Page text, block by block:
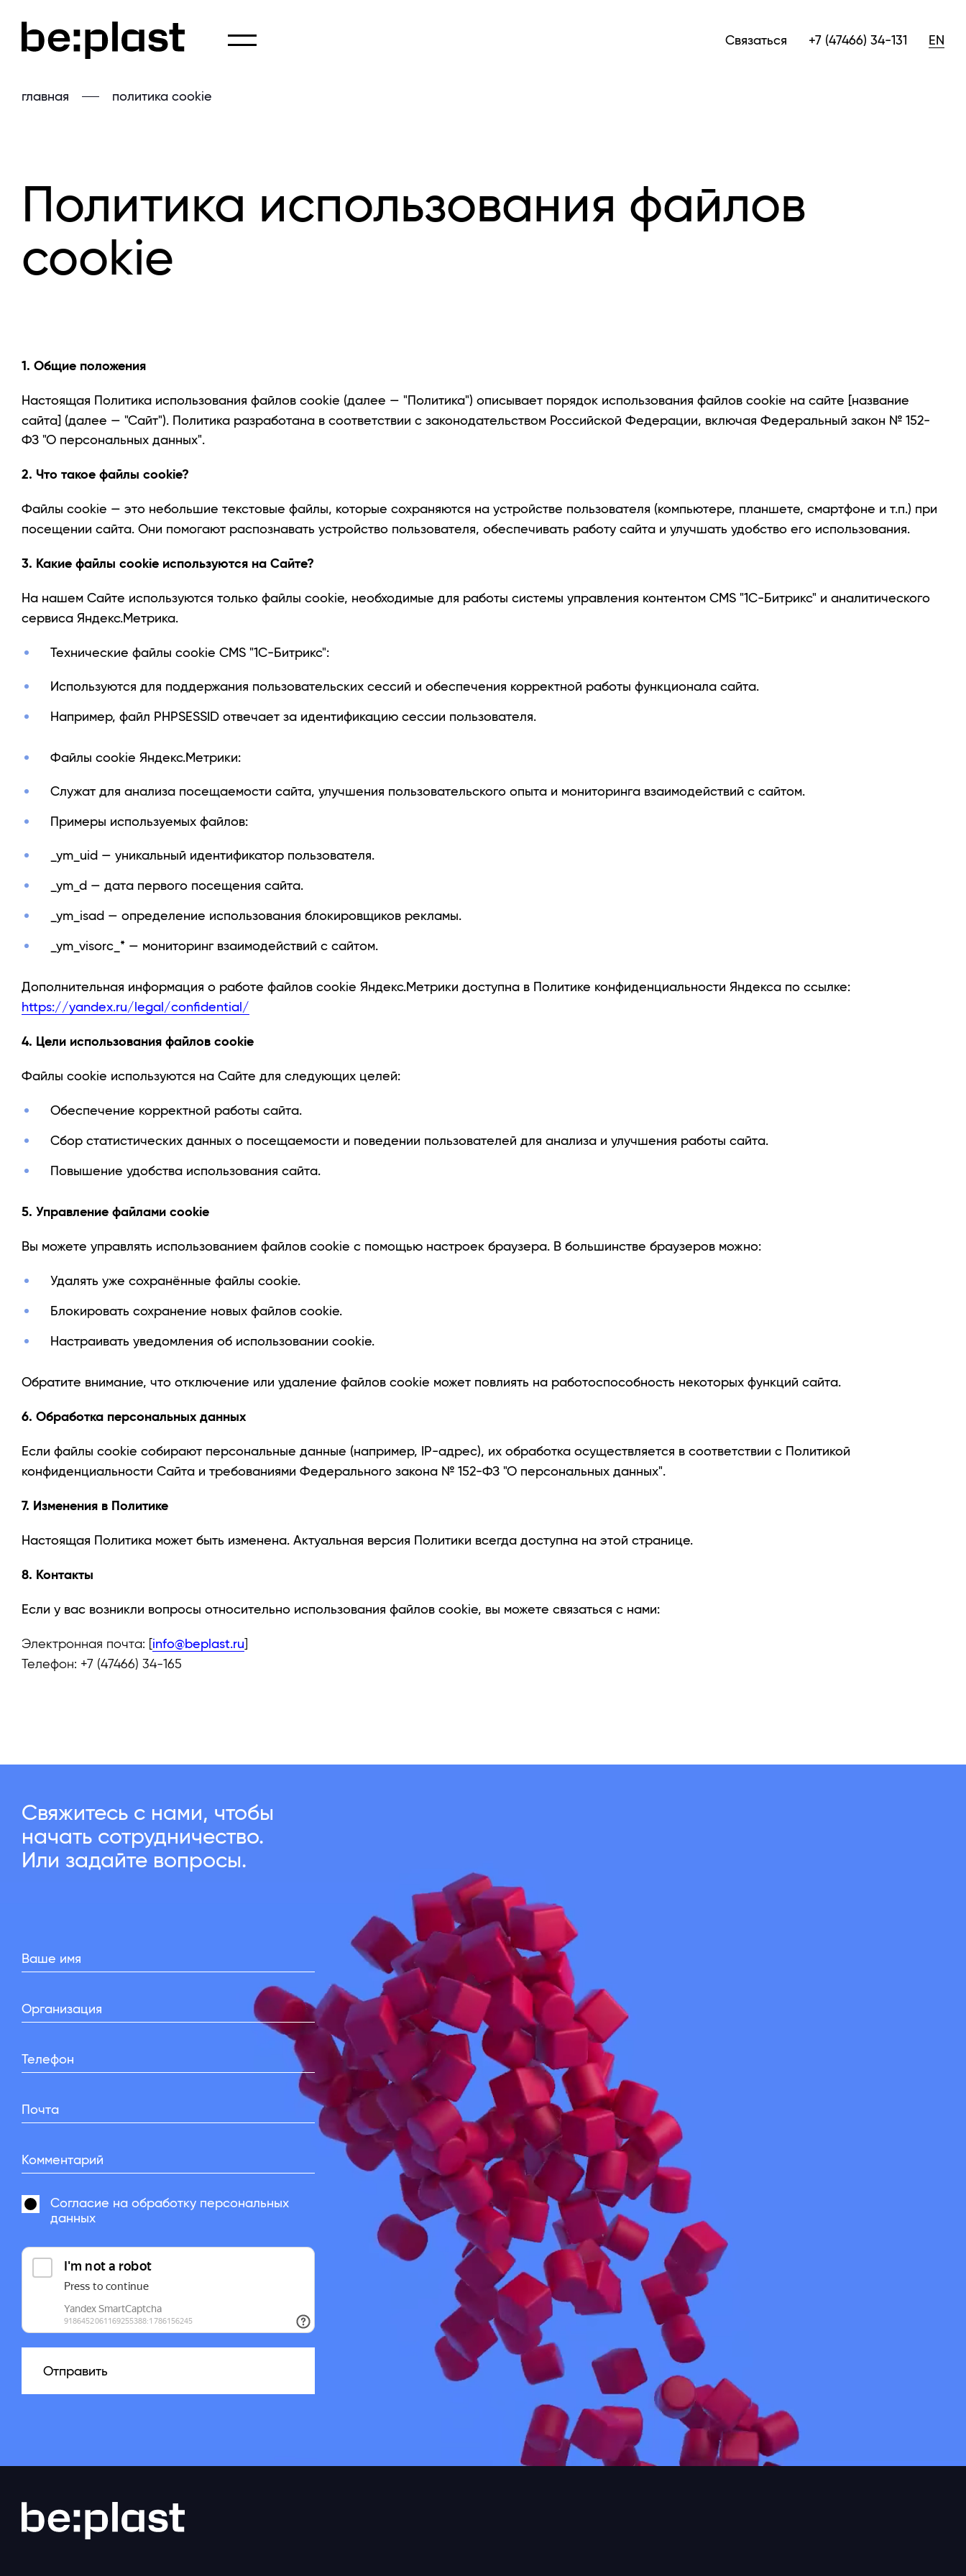
Связаться +7 (47466) 34-131 EN
главная политика cookie
Политика использования файлов
cookie
1. Общие положения
Настоящая Политика использования файлов cookie (далее — "Политика") описывает порядок использования файлов cookie на сайте [название
сайта] (далее — "Сайт"). Политика разработана в соответствии с законодательством Российской Федерации, включая Федеральный закон № 152-
ФЗ "О персональных данных".
2. Что такое файлы cookie?
Файлы cookie — это небольшие текстовые файлы, которые сохраняются на устройстве пользователя (компьютере, планшете, смартфоне и т.п.) при
посещении сайта. Они помогают распознавать устройство пользователя, обеспечивать работу сайта и улучшать удобство его использования.
3. Какие файлы cookie используются на Сайте?
На нашем Сайте используются только файлы cookie, необходимые для работы системы управления контентом CMS "1C-Битрикс" и аналитического
сервиса Яндекс.Метрика.
Технические файлы cookie CMS "1C-Битрикс":
Используются для поддержания пользовательских сессий и обеспечения корректной работы функционала сайта.
Например, файл PHPSESSID отвечает за идентификацию сессии пользователя.
Файлы cookie Яндекс.Метрики:
Служат для анализа посещаемости сайта, улучшения пользовательского опыта и мониторинга взаимодействий с сайтом.
Примеры используемых файлов:
_ym_uid — уникальный идентификатор пользователя.
_ym_d — дата первого посещения сайта.
_ym_isad — определение использования блокировщиков рекламы.
_ym_visorc_* — мониторинг взаимодействий с сайтом.
Дополнительная информация о работе файлов cookie Яндекс.Метрики доступна в Политике конфиденциальности Яндекса по ссылке:
https://yandex.ru/legal/confidential/
4. Цели использования файлов cookie
Файлы cookie используются на Сайте для следующих целей:
Обеспечение корректной работы сайта.
Сбор статистических данных о посещаемости и поведении пользователей для анализа и улучшения работы сайта.
Повышение удобства использования сайта.
5. Управление файлами cookie
Вы можете управлять использованием файлов cookie с помощью настроек браузера. В большинстве браузеров можно:
Удалять уже сохранённые файлы cookie.
Блокировать сохранение новых файлов cookie.
Настраивать уведомления об использовании cookie.
Обратите внимание, что отключение или удаление файлов cookie может повлиять на работоспособность некоторых функций сайта.
6. Обработка персональных данных
Если файлы cookie собирают персональные данные (например, IP-адрес), их обработка осуществляется в соответствии с Политикой
конфиденциальности Сайта и требованиями Федерального закона № 152-ФЗ "О персональных данных".
7. Изменения в Политике
Настоящая Политика может быть изменена. Актуальная версия Политики всегда доступна на этой странице.
8. Контакты
Если у вас возникли вопросы относительно использования файлов cookie, вы можете связаться с нами:
Электронная почта: [info@beplast.ru]
Телефон: +7 (47466) 34-165
Свяжитесь с нами, чтобы
начать сотрудничество.
Или задайте вопросы.
Ваше имя
Организация
Телефон
Почта
Комментарий
Согласие на обработку персональных
данных
Отправить